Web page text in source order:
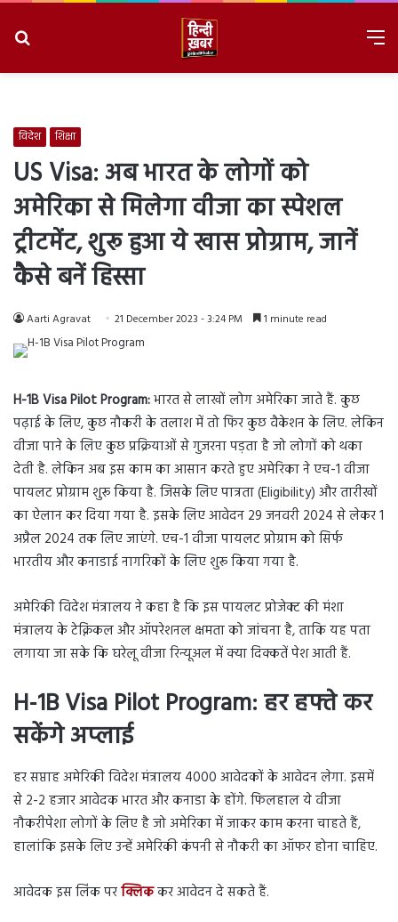
विदेश शिक्षा
US Visa: अब भारत के लोगों को
अमेरिका से मिलेगा वीजा का स्पेशल
ट्रीटमेंट, शुरू हुआ ये खास प्रोग्राम, जानें
कैसे बनें हिस्सा
Aarti Agravat 21 December 2023 - 3:24 PM 1 minute read
H-1B Visa Pilot Program:भारत से लाखों लोग अमेरिका जाते हैं. कुछ
पढ़ाई के लिए, कुछ नौकरी के तलाश में तो फिर कुछ वैकेशन के लिए. लेकिन
वीजा पाने के लिए कुछ प्रक्रियाओं से गुजरना पड़ता है जो लोगों को थका
देती है. लेकिन अब इस काम का आसान करते हुए अमेरिका ने एच-1 वीजा
पायलट प्रोग्राम शुरू किया है. जिसके लिए पात्रता (Eligibility) और तारीखों
का ऐलान कर दिया गया है. इसके लिए आवेदन 29 जनवरी 2024 से लेकर 1
अप्रैल 2024 तक लिए जाएंगे. एच-1 वीजा पायलट प्रोग्राम को सिर्फ
भारतीय और कनाडाई नागरिकों के लिए शुरू किया गया है.
अमेरिकी विदेश मंत्रालय ने कहा है कि इस पायलट प्रोजेक्ट की मंशा
मंत्रालय के टेक्निकल और ऑपरेशनल क्षमता को जांचना है, ताकि यह पता
लगाया जा सके कि घरेलू वीजा रिन्यूअल में क्या दिक्कतें पेश आती हैं.
H-1B Visa Pilot Program:हर हफ्ते कर
सकेंगे अप्लाई
हर सप्ताह अमेरिकी विदेश मंत्रालय 4000 आवेदकों के आवेदन लेगा. इसमें
से 2-2 हजार आवेदक भारत और कनाडा के होंगे. फिलहाल ये वीजा
नौकरीपेशा लोगों के लिए है जो अमेरिका में जाकर काम करना चाहते हैं,
हालांकि इसके लिए उन्हें अमेरिकी कंपनी से नौकरी का ऑफर होना चाहिए.
आवेदक इस लिंक परक्लिककर आवेदन दे सकते हैं.